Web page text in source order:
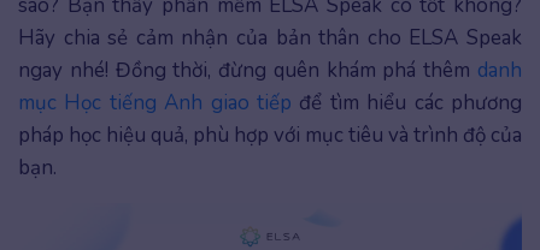
sao? Bạn thấy phần mềm ELSA Speak có tốt không?
Hãy chia sẻ cảm nhận của bản thân cho ELSA Speak
ngay nhé! Đồng thời, đừng quên khám phá thêm danh
mục Học tiếng Anh giao tiếp để tìm hiểu các phương
pháp học hiệu quả, phù hợp với mục tiêu và trình độ của
bạn.